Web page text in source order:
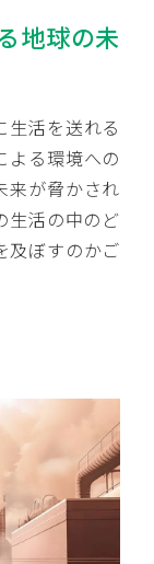
地球の未
生活を送れる
よる環境への
来が脅かされ
生活の中のど
及ぼすのかご